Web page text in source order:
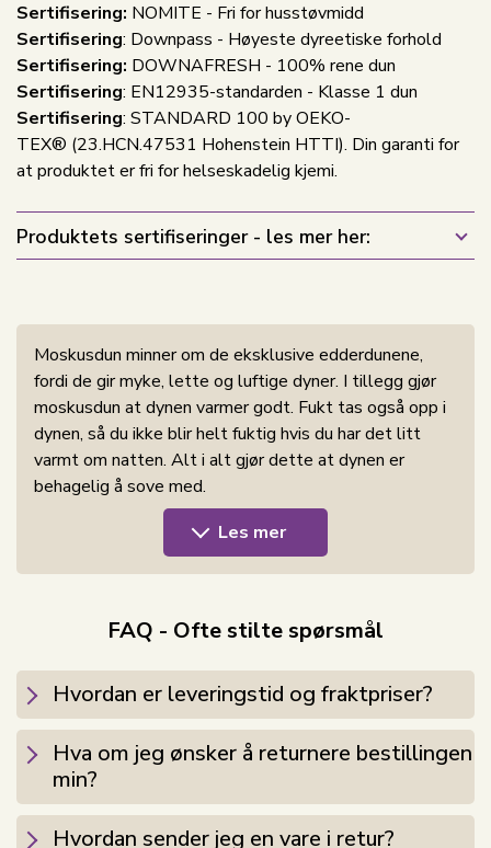
Sertifisering: NOMITE - Fri for husstøvmidd
Sertifisering: Downpass - Høyeste dyreetiske forhold
Sertifisering: DOWNAFRESH - 100% rene dun
Sertifisering: EN12935-standarden - Klasse 1 dun
Sertifisering: STANDARD 100 by OEKO-
TEX® (23.HCN.47531 Hohenstein HTTI). Din garanti for
at produktet er fri for helseskadelig kjemi.
Produktets sertifiseringer - les mer her:
Moskusdun minner om de eksklusive edderdunene,
fordi de gir myke, lette og luftige dyner. I tillegg gjør
moskusdun at dynen varmer godt. Fukt tas også opp i
dynen, så du ikke blir helt fuktig hvis du har det litt
varmt om natten. Alt i alt gjør dette at dynen er
behagelig å sove med.
En myk og deilig varm vinterdyne. Denne varme
cambric bomullstrekk, som gir deg en dyne av høy
kvalitet med god isolasjon og pusteevne. Med ikke
mindre enn 5 godkjente og høyt rangerte
sertifiseringer får du altså en dyne som er allsidig,
allergivennlig, og ikke minst hvor detaljene er godt
gjennomtenkt.
Det myke trekket av 100% bomullscambric er dun­tett
og fint tettvevd i kassetter, så støvmidd ikke kan
Les mer
FAQ - Ofte stilte spørsmål
Hvordan er leveringstid og fraktpriser?
Hva om jeg ønsker å returnere bestillingen
min?
Hvordan sender jeg en vare i retur?